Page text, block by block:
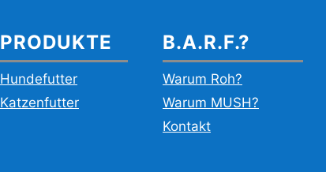
PRODUKTE
Hundefutter
Katzenfutter
B.A.R.F.?
Warum Roh?
Warum MUSH?
Kontakt